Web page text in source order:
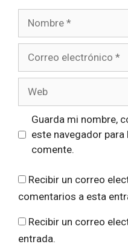
electrónico
Guarda mi nombre,
este navegador
comente.
Recibir un correo
comentarios a esta
Recibir un correo
entrada.